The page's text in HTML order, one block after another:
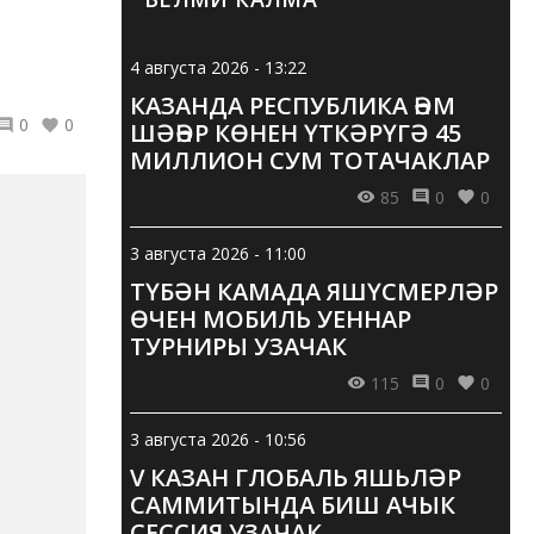
0 0
4 августа 2026 - 13:22
КАЗАНДА РЕСПУБЛИКА ҺӘМ
ШӘҺӘР КӨНЕН ҮТКӘРҮГӘ 45
МИЛЛИОН СУМ ТОТАЧАКЛАР
85 0 0
3 августа 2026 - 11:00
ТҮБӘН КАМАДА ЯШҮСМЕРЛӘР
ӨЧЕН МОБИЛЬ УЕННАР
ТУРНИРЫ УЗАЧАК
115 0 0
3 августа 2026 - 10:56
V КАЗАН ГЛОБАЛЬ ЯШЬЛӘР
САММИТЫНДА БИШ АЧЫК